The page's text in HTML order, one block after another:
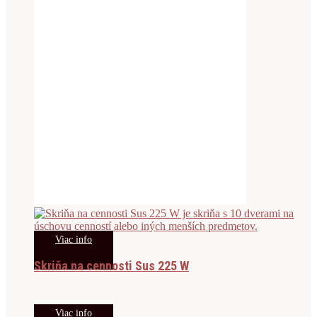
Viac info
Skriňa na cennosti Sus 225 W
Viac info